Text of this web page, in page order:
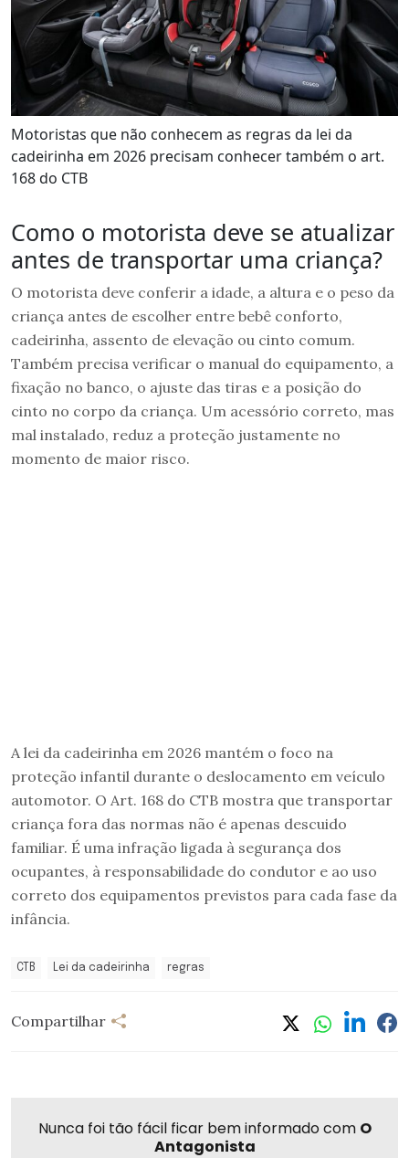
Motoristas que não conhecem as regras da lei da
cadeirinha em 2026 precisam conhecer também o art.
168 do CTB
Como o motorista deve se atualizar
antes de transportar uma criança?
O motorista deve conferir a idade, a altura e o peso da
criança antes de escolher entre bebê conforto,
cadeirinha, assento de elevação ou cinto comum.
Também precisa verificar o manual do equipamento, a
fixação no banco, o ajuste das tiras e a posição do
cinto no corpo da criança. Um acessório correto, mas
mal instalado, reduz a proteção justamente no
momento de maior risco.
A lei da cadeirinha em 2026 mantém o foco na
proteção infantil durante o deslocamento em veículo
automotor. O Art. 168 do CTB mostra que transportar
criança fora das normas não é apenas descuido
familiar. É uma infração ligada à segurança dos
ocupantes, à responsabilidade do condutor e ao uso
correto dos equipamentos previstos para cada fase da
infância.
CTB Lei da cadeirinha regras
Compartilhar
Nunca foi tão fácil ficar bem informado com O
Antagonista